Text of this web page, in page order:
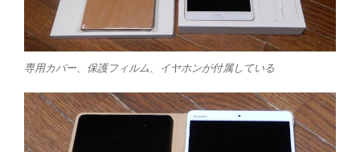
専用カバー、保護フィルム、イヤホンが付属している